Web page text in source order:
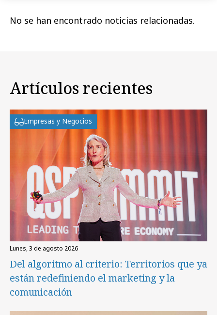
No se han encontrado noticias relacionadas.
Artículos recientes
Empresas y Negocios
lunes, 3 de agosto 2026
Del algoritmo al criterio: Territorios que ya
están redefiniendo el marketing y la
comunicación